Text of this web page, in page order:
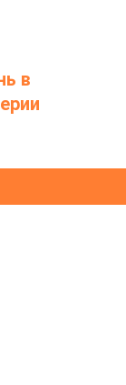
семьи.
выбрали, но...
украв
не
в